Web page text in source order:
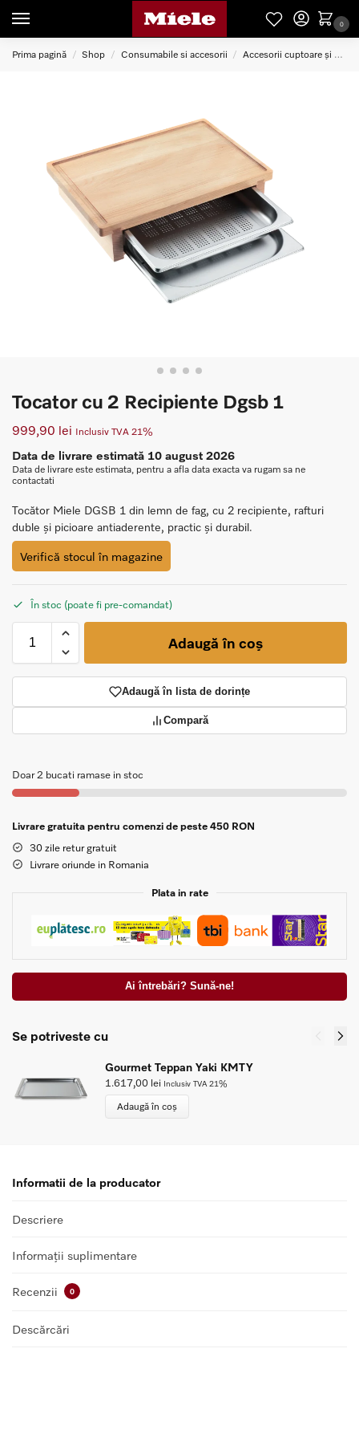
0
Prima pagină / Shop / Consumabile si accesorii / Accesorii cuptoare și plite
Tocator cu 2 Recipiente Dgsb 1
999,90 lei Inclusiv TVA 21%
Data de livrare estimată 10 august 2026
Data de livrare este estimata, pentru a afla data exacta va rugam sa ne
contactati
Tocător Miele DGSB 1 din lemn de fag, cu 2 recipiente, rafturi
duble și picioare antiaderente, practic și durabil.
Verifică stocul în magazine
În stoc (poate fi pre-comandat)
Adaugă în coș
Adaugă în lista de dorințe
Compară
Doar 2 bucati ramase in stoc
Livrare gratuita pentru comenzi de peste 450 RON
30 zile retur gratuit
Livrare oriunde in Romania
Plata in rate
Ai întrebări? Sună-ne!
Se potriveste cu
Gourmet Teppan Yaki KMTY
1.617,00 lei Inclusiv TVA 21%
Adaugă în coș
Informatii de la producator
Descriere
Informații suplimentare
Recenzii 0
Descărcări